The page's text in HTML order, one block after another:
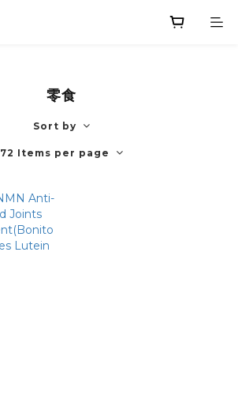
零食
Sort by
72 Items per page